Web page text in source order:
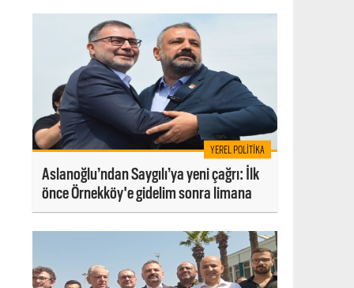
YEREL POLITIKA
Aslanoğlu’ndan Saygılı’ya yeni çağrı: İlk
önce Örnekköy'e gidelim sonra limana